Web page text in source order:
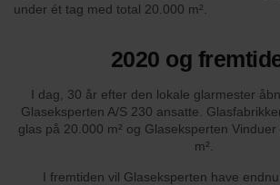
under ét tag med total 20.000 m².
2020 og
I dag, 30 år efter den lokale glarmester
Glaseksperten A/S 230 ansatte.
glas på 20.000 m² og Glaseksperten
m².
I fremtiden vil Glaseksperten have